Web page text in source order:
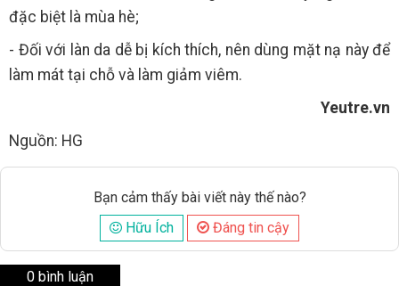
đặc biệt là mùa hè;
- Đối với làn da dễ bị kích thích, nên dùng mặt nạ này để
làm mát tại chỗ và làm giảm viêm.
Yeutre.vn
Nguồn: HG
Bạn cảm thấy bài viết này thế nào?
Hữu Ích
Đáng tin cậy
0 bình luận